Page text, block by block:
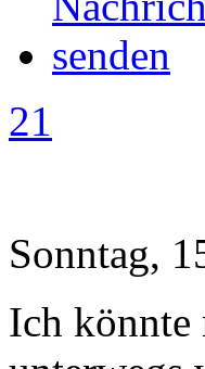
21
Sonntag,
Ich könnte